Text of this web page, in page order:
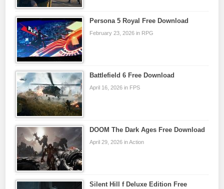
Persona 5 Royal Free Download
February 23, 2026 in RPG
Battlefield 6 Free Download
April 16, 2026 in FPS
DOOM The Dark Ages Free Download
April 29, 2026 in Action
Silent Hill f Deluxe Edition Free